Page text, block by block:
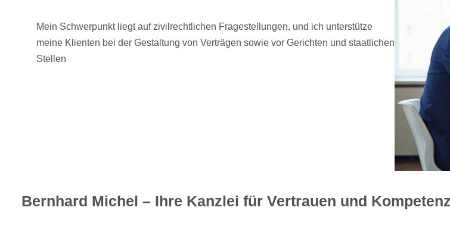
Mein Schwerpunkt liegt auf zivilrechtlichen Fragestellungen, und ich unterstütze
meine Klienten bei der Gestaltung von Verträgen sowie vor Gerichten und staatlichen
Stellen
Bernhard Michel – Ihre Kanzlei für Vertrauen und